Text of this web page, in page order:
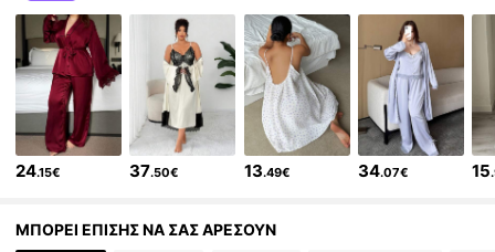
4.80 399K Ακόλουθοι
4.80 399K Ακόλουθοι
24.15€ 37.50€ 13.49€ 34.07€ 15
ΜΠΟΡΕΙ ΕΠΙΣΗΣ ΝΑ ΣΑΣ ΑΡΕΣΟΥΝ